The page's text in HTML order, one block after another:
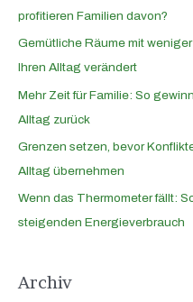
profitieren Familien davon?
Gemütliche Räume mit
Ihren Alltag verändert
Mehr Zeit für Familie: So
Alltag zurück
Grenzen setzen, bevor
Alltag übernehmen
Wenn das Thermometer fällt:
steigenden Energieverbrauch
Archiv